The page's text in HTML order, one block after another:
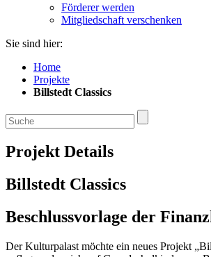
Förderer werden
Mitgliedschaft verschenken
Sie sind hier:
Home
Projekte
Billstedt Classics
Projekt Details
Billstedt Classics
Beschlussvorlage der
Der Kulturpalast möchte ein neues Projekt